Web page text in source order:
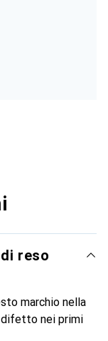
reso
marchio nella
difetto nei primi